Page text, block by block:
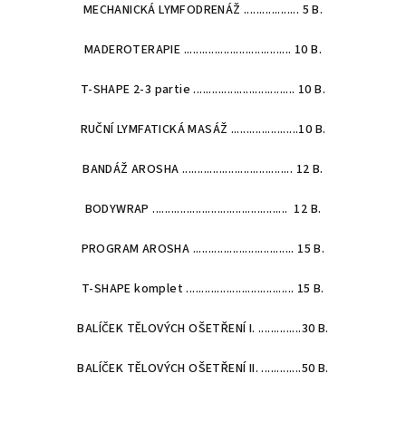
MECHANICKÁ LYMFODRENÁŽ .................. 5 B.
MADEROTERAPIE ................................... 10 B.
T-SHAPE 2-3 partie ................................. 10 B.
RUČNÍ LYMFATICKÁ MASÁŽ ......................10 B.
BANDÁŽ AROSHA .................................... 12 B.
BODYWRAP ............................................ 12 B.
PROGRAM AROSHA ................................. 15 B.
T-SHAPE komplet ................................... 15 B.
BALÍČEK TĚLOVÝCH OŠETŘENÍ I. ..............30 B.
BALÍČEK TĚLOVÝCH OŠETŘENÍ II. .............50 B.